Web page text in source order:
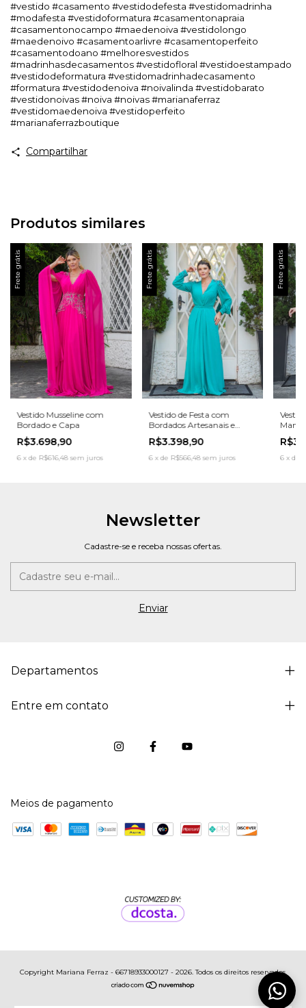
#vestido #casamento #vestidodefesta #vestidomadrinha
#modafesta #vestidoformatura #casamentonapraia
#casamentonocampo #maedenoiva #vestidolongo
#maedenoivo #casamentoarlivre #casamentoperfeito
#casamentodoano #melhoresvestidos
#madrinhasdecasamentos #vestidofloral #vestidoestampado
#vestidodeformatura #vestidomadrinhadecasamento
#formatura #vestidodenoiva #noivalinda #vestidobarato
#vestidonoivas #noiva #noivas #marianaferraz
#vestidomaedenoiva #vestidoperfeito
#marianaferrazboutique
Compartilhar
Produtos similares
Frete grátis
Vestido Musseline com
Bordado e Capa
R$3.698,90
6 xde R$616,48 sem juros
Frete grátis
Vestido de Festa com
Bordados Artesanais e
Mangas Longas
R$3.398,90
6 xde R$566,48 sem juros
Frete grátis
6 x de
Newsletter
Cadastre-se e receba nossas ofertas.
Departamentos
Entre em contato
Meios de pagamento
Copyright Mariana Ferraz - 66718933000127 - 2026. Todos os direitos reservados.